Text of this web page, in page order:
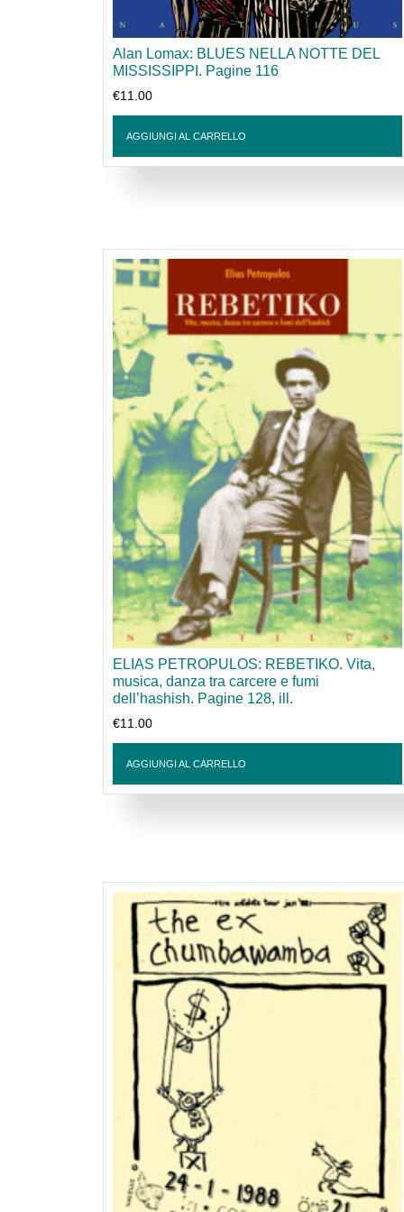
Alan Lomax: BLUES NELLA NOTTE DEL
MISSISSIPPI. Pagine 116
€11.00
AGGIUNGI AL CARRELLO
ELIAS PETROPULOS: REBETIKO. Vita,
musica, danza tra carcere e fumi
dell’hashish. Pagine 128, ill.
€11.00
AGGIUNGI AL CARRELLO